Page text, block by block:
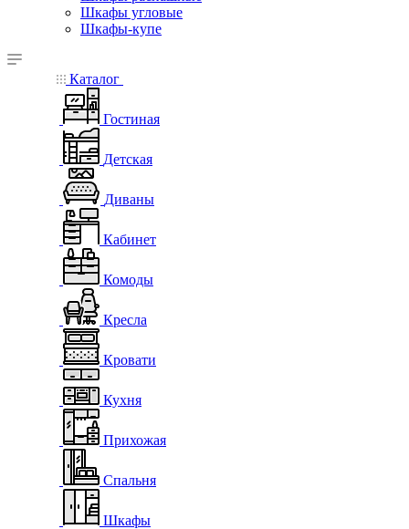
Шкафы угловые
Шкафы-купе
Каталог
Гостиная
Детская
Диваны
Кабинет
Комоды
Кресла
Кровати
Кухня
Прихожая
Спальня
Шкафы